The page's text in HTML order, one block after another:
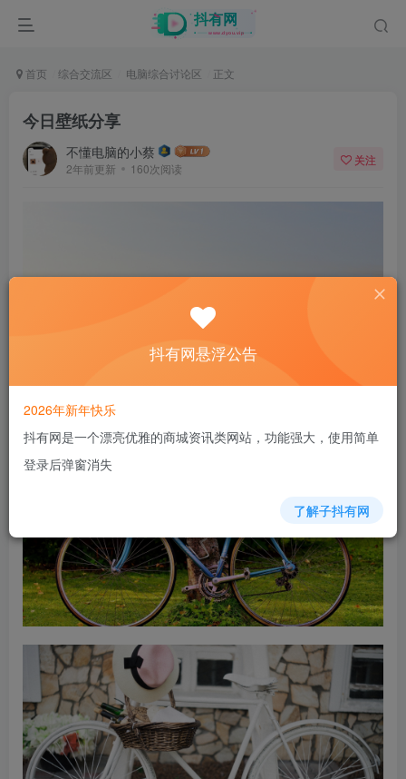
首页 综合交流区 电脑综合讨论区 正文
今日壁纸分享
不懂电脑的小蔡
2年前更新 160次阅读
关注
抖有网悬浮公告
2026年新年快乐
抖有网是一个漂亮优雅的商城资讯类网站，功能强大，使用简单
登录后弹窗消失
了解子抖有网